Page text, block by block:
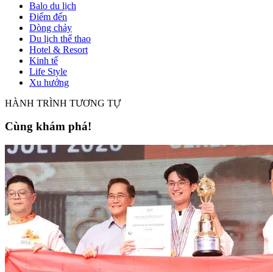
Balo du lịch
Điểm đến
Dòng chảy
Du lịch thể thao
Hotel & Resort
Kinh tế
Life Style
Xu hướng
HÀNH TRÌNH TƯƠNG TỰ
Cùng khám phá!